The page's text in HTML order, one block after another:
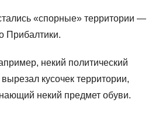
«спорные» территории —
Прибалтики.
некий политический
кусочек территории,
некий предмет обуви.